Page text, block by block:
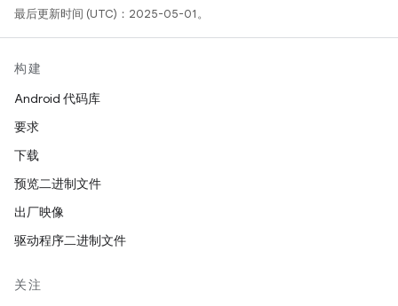
最后更新时间 (UTC)：2025-05-01。
构建
Android 代码库
要求
下载
预览二进制文件
出厂映像
驱动程序二进制文件
关注